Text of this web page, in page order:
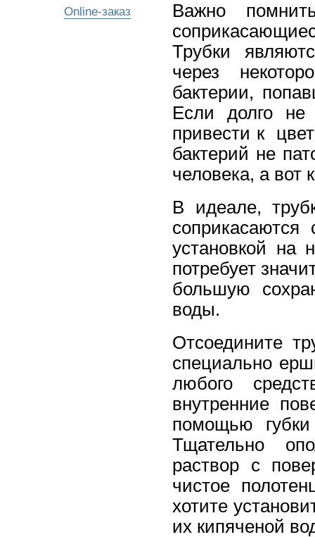
Online-заказ
Важно
Трубки
через
бактерии,
Если долго
привести к
бактерий не
человека, а вот
В идеале,
установкой на
потребует
большую
воды.
Отсоедините
специально
любого
внутренние
помощью
Тщательно
раствор с
чистое
хотите
их кипяченой